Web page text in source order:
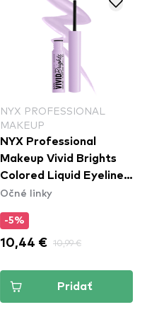
NYX PROFESSIONAL
MAKEUP
NYX Professional
Makeup Vivid Brights
Colored Liquid Eyeliner
- Lilac Link (VBLL07)
Očné linky
-5%
10,44 € 10,99 €
Pridať